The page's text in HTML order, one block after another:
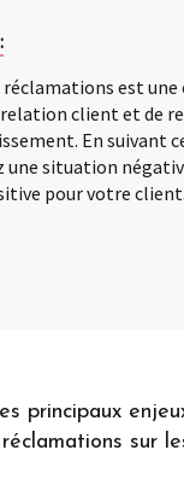
réclamations est
client et de
En suivant
situation
pour votre client.
principaux
sur